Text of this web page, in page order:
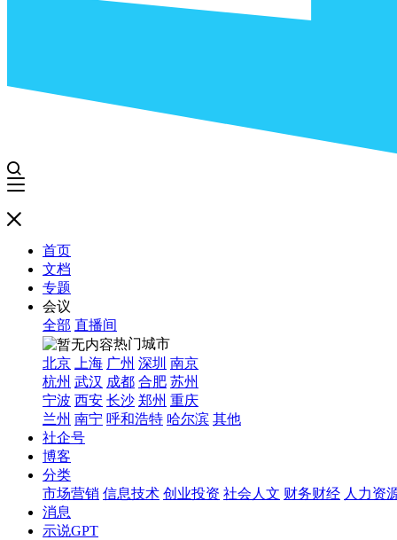
首页
文档
专题
会议
全部 直播间
热门城市
北京
上海 广州 深圳 南京
杭州 武汉 成都 合肥 苏州
宁波 西安 长沙 郑州 重庆
兰州 南宁 呼和浩特 哈尔滨 其他
社企号
博客
分类
市场营销 信息技术 创业投资 社会人文 财务财经 人力资
消息
示说GPT